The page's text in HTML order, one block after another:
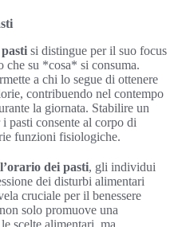
si distingue per il suo focus
che su *cosa* si consuma.
a chi lo segue di ottenere
contribuendo nel contempo
la giornata. Stabilire un
pasti consente al corpo di
funzioni fisiologiche.
dei pasti, gli individui
dei disturbi alimentari
cruciale per il benessere
solo promuove una
scelte alimentari, ma